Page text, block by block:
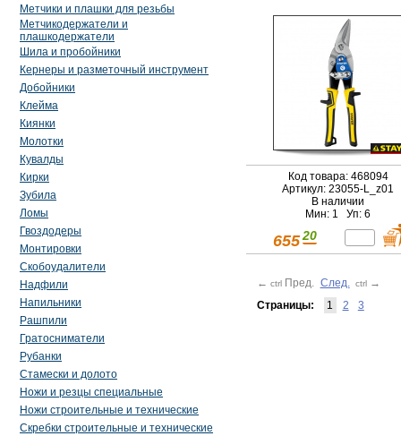
Метчики и плашки для резьбы
Метчикодержатели и
плашкодержатели
Шила и пробойники
Кернеры и разметочный инструмент
Добойники
Клейма
Киянки
Молотки
Кувалды
Кирки
Зубила
Ломы
Гвоздодеры
Монтировки
Скобоудалители
Надфили
Напильники
Рашпили
Гратосниматели
Рубанки
Стамески и долото
Ножи и резцы специальные
Ножи строительные и технические
Скребки строительные и технические
Код товара: 468094
Артикул: 23055-L_z01
В наличии
Мин: 1 Уп: 6
655 20
← ctrl Пред. След. ctrl →
Страницы:
1 2 3